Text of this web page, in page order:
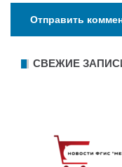
СВЕЖИЕ